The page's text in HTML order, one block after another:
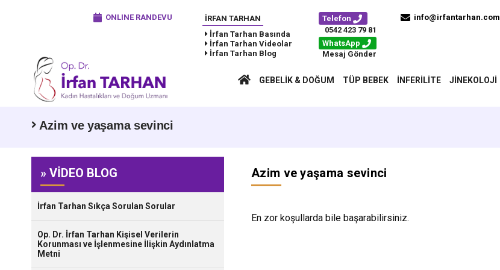
ONLINE RANDEVU
İRFAN TARHAN
İrfan Tarhan Basında
İrfan Tarhan Videolar
İrfan Tarhan Blog
Telefon
0542 423 79 81
WhatsApp
Mesaj Gönder
info@irfantarhan.com
GEBELIK & DOĞUM TÜP BEBEK İNFERILITE JINEKOLOJI
Azim ve yaşama sevinci
» VİDEO BLOG
İrfan Tarhan Sıkça Sorulan Sorular
Op. Dr. İrfan Tarhan Kişisel Verilerin
Korunması ve İşlenmesine İlişkin Aydınlatma
Metni
Azim ve yaşama sevinci
En zor koşullarda bile başarabilirsiniz.